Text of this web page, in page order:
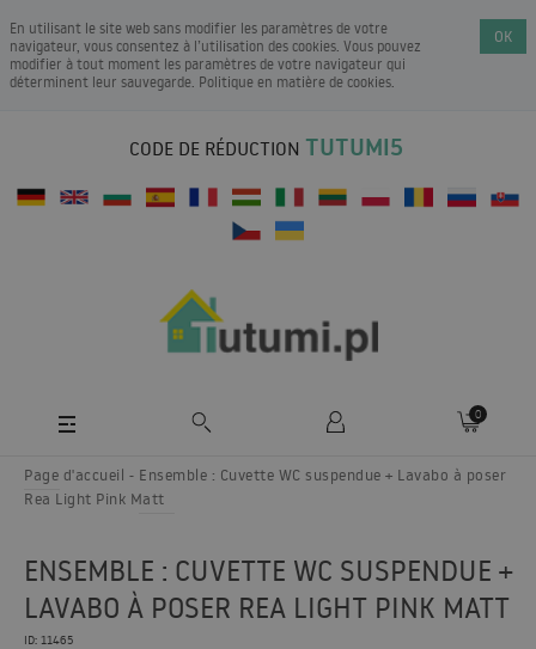
En utilisant le site web sans modifier les paramètres de votre
navigateur, vous consentez à l’utilisation des cookies. Vous pouvez
modifier à tout moment les paramètres de votre navigateur qui
déterminent leur sauvegarde. Politique en matière de cookies.
OK
CODE DE RÉDUCTION TUTUMI5
0
Page d'accueil
Ensemble : Cuvette WC suspendue + Lavabo à poser
Rea Light Pink Matt
ENSEMBLE : CUVETTE WC SUSPENDUE +
LAVABO À POSER REA LIGHT PINK MATT
ID: 11465